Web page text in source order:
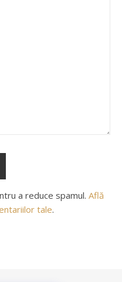
a reduce spamul. Află
tale.